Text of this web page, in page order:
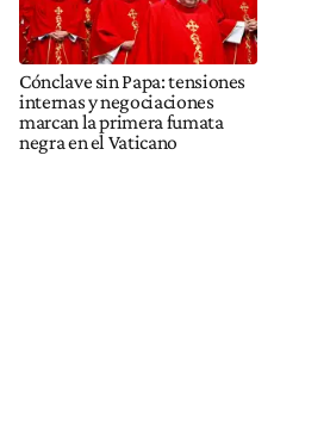
Cónclave sin Papa: tensiones
internas y negociaciones
marcan la primera fumata
negra en el Vaticano